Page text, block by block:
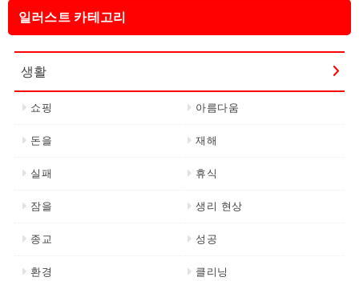
일러스트 카테고리
생활
쇼핑 아름다움
돈을 재해
실패 휴식
잠을 생리 현상
종교 성공
환경 클리닝